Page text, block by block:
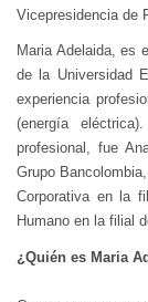
Vicepresidencia de
Maria Adelaida, es
de la Universidad
experiencia
(energía
profesional, fue
Grupo
Corporativa en la
Humano en la filial
¿Quién es Maria